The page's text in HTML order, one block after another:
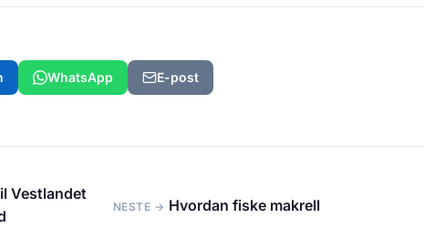
WhatsApp E-post
Vestlandet
NESTE → Hvordan fiske makrell